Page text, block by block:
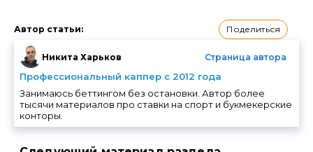
Автор статьи: Поделиться
Никита Харьков Страница автора
Профессиональный каппер с 2012 года
Занимаюсь беттингом без остановки. Автор более
тысячи материалов про ставки на спорт и букмекерские
конторы.